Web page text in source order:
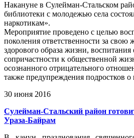
Накануне в Сулейман-Стальском
библиотеки с молодежью села
наркотикам».
Мероприятие проведено с целью
поколения ответственности за свою
здорового образа жизни, воспитания
сопричастности к общественной
осознанного отрицательного
также предупреждения подростков о
30 июня 2016
Сулейман-Стальский район
Ураза-Байрам